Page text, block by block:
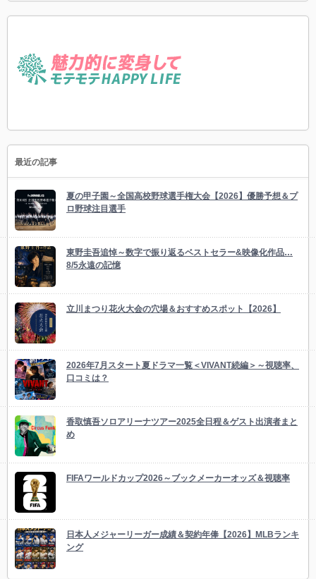
最近の記事
夏の甲子園～全国高校野球選手権大会【2026】優勝予想＆プ
ロ野球注目選手
東野圭吾追悼～数字で振り返るベストセラー&映像化作品…
8/5永遠の記憶
立川まつり花火大会の穴場＆おすすめスポット【2026】
2026年7月スタート夏ドラマ一覧＜VIVANT続編＞～視聴率、
口コミは？
香取慎吾ソロアリーナツアー2025全日程＆ゲスト出演者まと
め
FIFAワールドカップ2026～ブックメーカーオッズ＆視聴率
日本人メジャーリーガー成績＆契約年俸【2026】MLBランキ
ング